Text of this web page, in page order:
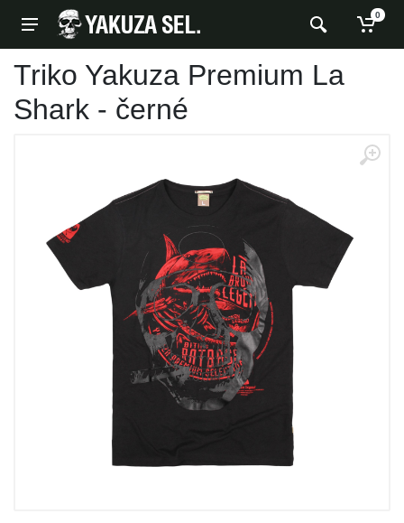
0
Triko Yakuza Premium La
Shark - černé